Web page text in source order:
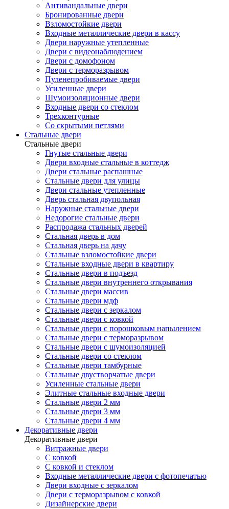
Антивандальные двери
Бронированные двери
Взломостойкие двери
Входные металлические двери в кассу
Двери наружные утепленные
Двери с видеонаблюдением
Двери с домофоном
Двери с терморазрывом
Пуленепробиваемые двери
Усиленные двери
Шумоизоляционные двери
Входные двери со стеклом
Трехконтурные
Со скрытыми петлями
Стальные двери
Стальные двери
Гнутые стальные двери
Двери входные стальные в коттедж
Двери стальные распашные
Стальные двери для улицы
Двери стальные утепленные
Дверь стальная двупольная
Наружные стальные двери
Недорогие стальные двери
Распродажа стальных дверей
Стальная дверь в дом
Стальная дверь на дачу
Стальные взломостойкие двери
Стальные входные двери в квартиру
Стальные двери в подъезд
Стальные двери внутреннего открывания
Стальные двери массив
Стальные двери мдф
Стальные двери с зеркалом
Стальные двери с ковкой
Стальные двери с порошковым напылением
Стальные двери с терморазрывом
Стальные двери с шумоизоляцией
Стальные двери со стеклом
Стальные двери тамбурные
Стальные двустворчатые двери
Усиленные стальные двери
Элитные стальные входные двери
Стальные двери 2 мм
Стальные двери 3 мм
Стальные двери 4 мм
Декоративные двери
Декоративные двери
Витражные двери
С ковкой
С ковкой и стеклом
Входные металлические двери с фотопечатью
Двери входные с зеркалом
Двери с терморазрывом с ковкой
Дизайнерские двери